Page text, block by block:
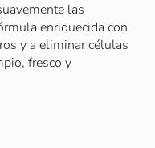
las
enriquecida con
y a eliminar células
fresco y
ideal para